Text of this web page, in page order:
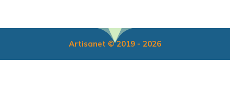
Artisanet © 2019 - 2026